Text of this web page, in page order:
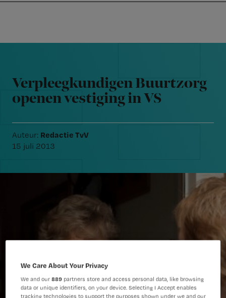
navigation
content
Nursing
Verpleegkundigen Buurtzorg
openen vestiging in VS
Auteur: Redactie TvV
15 juli 2013
We Care About Your Privacy
We and our889 partners store and access personal data, like browsing
data or unique identifiers, on your device. Selecting I Accept enables
tracking technologies to support the purposes shown under we and our